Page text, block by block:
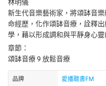
林明儀
新生代音樂藝術家，將頌缽音
命經歷，化作頌缽音療，詮釋
學，藉以形成調和與平靜身心靈
章節：
頌缽音療 9 放鬆音療
品牌 愛播聽書FM